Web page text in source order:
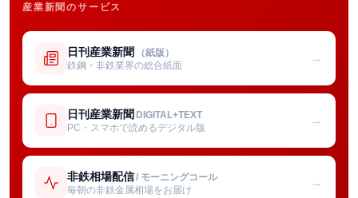
産業新聞のサービス
日刊産業新聞 （紙版）
鉄鋼・非鉄業界の総合紙面
→
日刊産業新聞 DIGITAL+TEXT
PC・スマホで読めるデジタル版
→
非鉄相場配信/ モーニングコール
毎朝の非鉄金属相場をお届け
→